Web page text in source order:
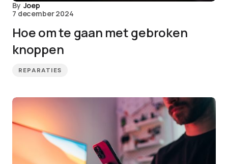
By Joep
7 december 2024
Hoe om te gaan met gebroken
knoppen
REPARATIES